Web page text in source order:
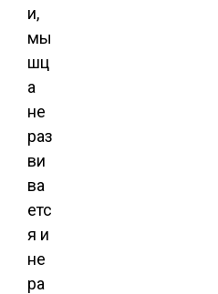
и,
мы
шц
а
не
раз
ви
ва
етс
я и
не
ра